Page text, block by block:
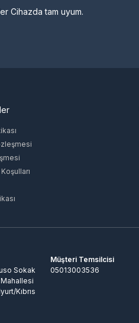
Cihazda tam uyum.
Sokak
Kıbrıs
Müşteri Temsilcisi
05013003536